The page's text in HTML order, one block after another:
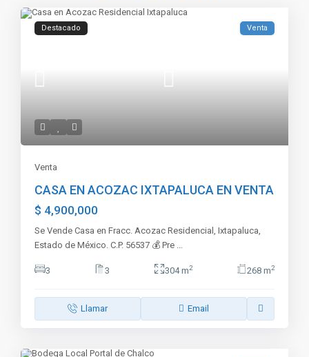
Destacado Venta
Venta
CASA EN ACOZAC IXTAPALUCA EN VENTA
$ 4,900,000
Se Vende Casa en Fracc. Acozac Residencial, Ixtapaluca,
Estado de México. C.P. 56537 💰 Pre
3 3 304 m2 268 m2
Llamar Email